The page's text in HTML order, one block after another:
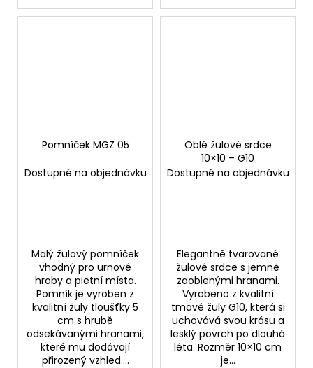
Pomníček MGZ 05
Dostupné na objednávku
Malý žulový pomníček
vhodný pro urnové
hroby a pietní místa.
Pomník je vyroben z
kvalitní žuly tloušťky 5
cm s hrubě
odsekávanými hranami,
které mu dodávají
přirozený vzhled....
Oblé žulové srdce
10×10 – G10
Dostupné na objednávku
Elegantně tvarované
žulové srdce s jemně
zaoblenými hranami.
Vyrobeno z kvalitní
tmavé žuly G10, která si
uchovává svou krásu a
lesklý povrch po dlouhá
léta. Rozměr 10×10 cm
je...